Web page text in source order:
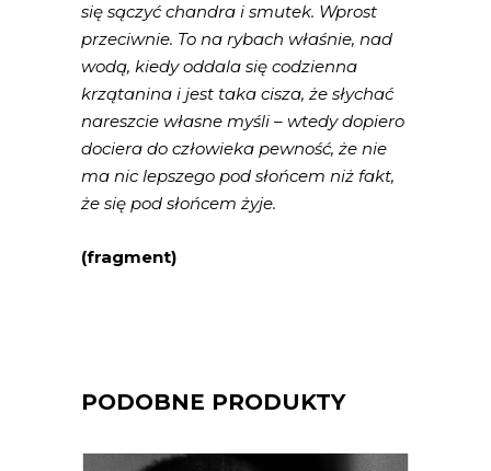
się sączyć chandra i smutek. Wprost
przeciwnie. To na rybach właśnie, nad
wodą, kiedy oddala się codzienna
krzątanina i jest taka cisza, że słychać
nareszcie własne myśli – wtedy dopiero
dociera do człowieka pewność, że nie
ma nic lepszego pod słońcem niż fakt,
że się pod słońcem żyje.
(fragment)
PODOBNE PRODUKTY